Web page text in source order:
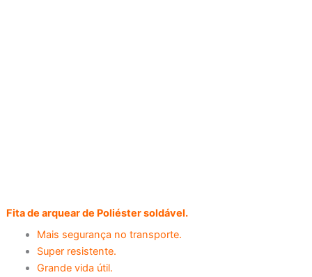
Fita de arquear de Poliéster soldável.
Mais segurança no transporte.
Super resistente.
Grande vida útil.